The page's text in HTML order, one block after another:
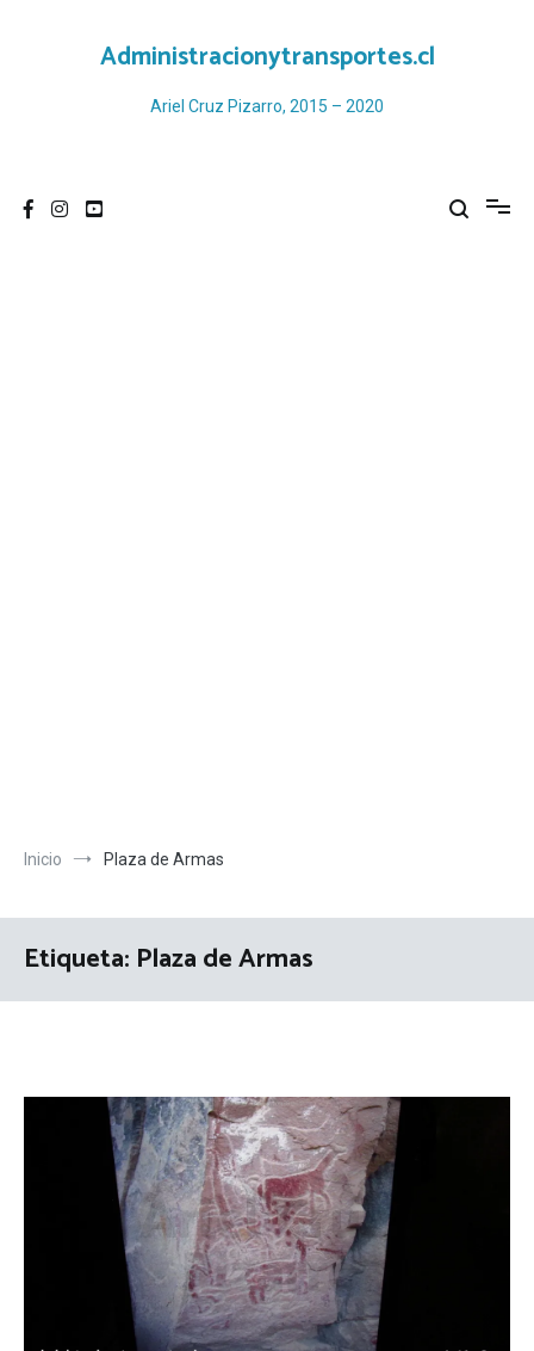
Administracionytransportes.cl
Ariel Cruz Pizarro, 2015 – 2020
Inicio Plaza de Armas
Etiqueta: Plaza de Armas